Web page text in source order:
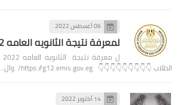
06 أغسطس 2022
لمعرفة نتيجة الثانويه العامه 2022 /شيفاتايمز
الطلاب 👇👇👇👇👇👇👇👇👇 https://g12.emis.gov.eg/ وال…
14 أكتوبر 2022